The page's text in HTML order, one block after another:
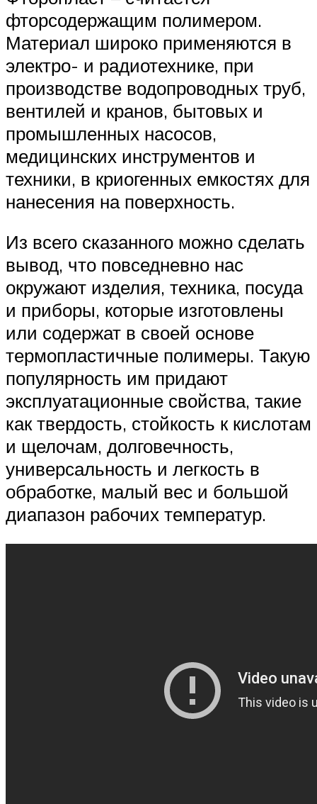
фторсодержащим полимером.
Материал широко применяются в
электро- и радиотехнике, при
производстве водопроводных труб,
вентилей и кранов, бытовых и
промышленных насосов,
медицинских инструментов и
техники, в криогенных емкостях для
нанесения на поверхность.
Из всего сказанного можно сделать
вывод, что повседневно нас
окружают изделия, техника, посуда
и приборы, которые изготовлены
или содержат в своей основе
термопластичные полимеры. Такую
популярность им придают
эксплуатационные свойства, такие
как твердость, стойкость к кислотам
и щелочам, долговечность,
универсальность и легкость в
обработке, малый вес и большой
диапазон рабочих температур.